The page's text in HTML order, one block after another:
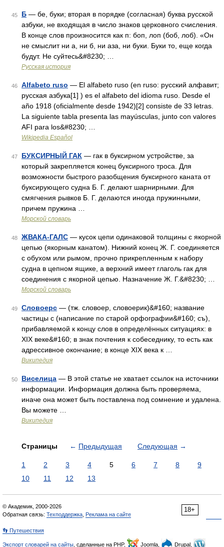
45 Б — бе, буки; вторая в порядке (согласная) буква русской
азбуки, не входящая в число знаков церковного счисления.
В конце слов произносится как п: боп, лоп (боб, лоб). «Он
не смыслит ни а, ни б, ни аза, ни буки. Буки то, еще когда
будут. Не суйтесь&#8230; …
Русская история
46 Alfabeto ruso — El alfabeto ruso (en ruso: русский алфавит;
русская азбука[1] ) es el alfabeto del idioma ruso. Desde el
año 1918 (oficialmente desde 1942)[2] consiste de 33 letras.
La siguiente tabla presenta las mayúsculas, junto con valores
AFI para los&#8230; …
Wikipedia Español
47 БУКСИРНЫЙ ГАК — гак в буксирном устройстве, за
который закрепляется конец буксирного троса. Для
возможности быстрого разобщения буксирного каната от
буксирующего судна Б. Г. делают шарнирными. Для
смягчения рывков Б. Г. делаются иногда пружинными,
причем пружина …
Морской словарь
48 ЖВАКА-ГАЛС — кусок цепи одинаковой толщины с якорной
цепью (якорным канатом). Нижний конец Ж. Г. соединяется
с обухом или рымом, прочно прикрепленным к набору
судна в цепном ящике, а верхний имеет глаголь гак для
соединения с якорной цепью. Назначение Ж. Г.&#8230; …
Морской словарь
49 Словоерс — (тж. словоер, словоерик)&#160; название
частицы с (написание по старой орфографии&#160; съ),
прибавляемой к концу слов в определённых ситуациях: в
XIX веке&#160; в знак почтения к собеседнику, то есть как
адрессивное окончание; в конце XIX века к …
Википедия
50 Виселица — В этой статье не хватает ссылок на источники
информации. Информация должна быть проверяема,
иначе она может быть поставлена под сомнение и удалена.
Вы можете …
Википедия
Страницы ← Предыдущая Следующая →
1 2 3 4 5 6 7 8
9
10
11 12 13
18+
© Академик, 2000-2026
Обратная связь: Техподдержка Реклама на сайте
👣 Путешествия
Экспорт словарей на сайты , сделанные на PHP, Joomla, Drupal,